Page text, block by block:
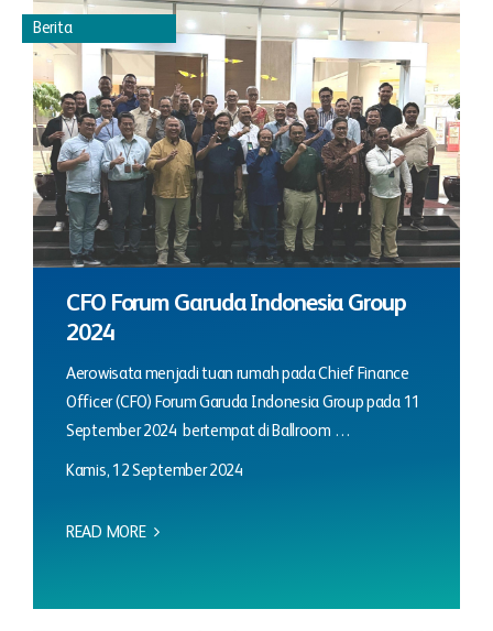
Berita
CFO Forum Garuda Indonesia Group
2024
Aerowisata menjadi tuan rumah pada Chief Finance
Officer (CFO) Forum Garuda Indonesia Group pada 11
September 2024 bertempat di Ballroom …
Kamis, 12 September 2024
READ MORE